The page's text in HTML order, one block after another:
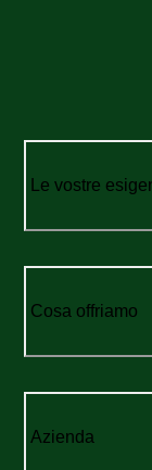
Le vostre
Cosa offriamo
Azienda